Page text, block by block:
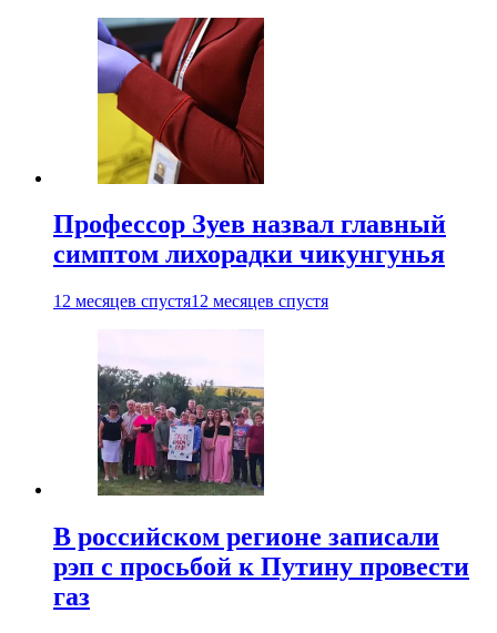
Профессор Зуев назвал главный
симптом лихорадки чикунгунья
12 месяцев спустя12 месяцев спустя
В российском регионе записали
рэп с просьбой к Путину провести
газ